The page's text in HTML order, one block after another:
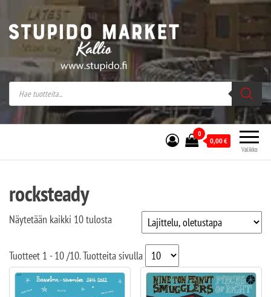
Stupido Market – verkossa ja kivijalassa
Stupido Market on vaihtoehtomusaan
erikoistunut verkko- sekä
kivijalkakauppa Helsingissä Kallion
sydämessä.
Valikko
0
0,00€
rocksteady
Näytetään kaikki 10 tulosta
Tuotteet 1 - 10/10. Tuotteita sivulla